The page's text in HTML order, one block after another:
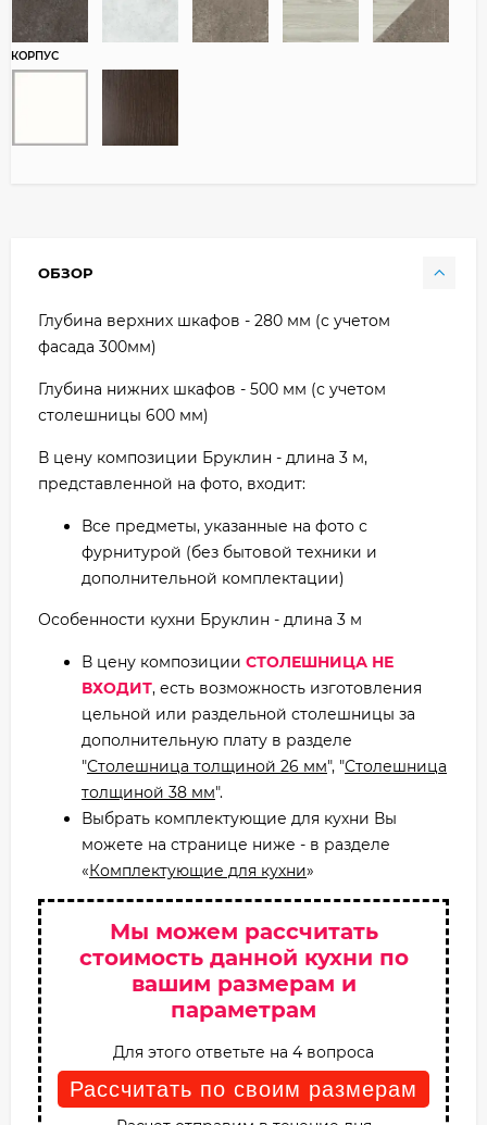
КОРПУС
ОБЗОР
Глубина верхних шкафов - 280 мм (с учетом
фасада 300мм)
Глубина нижних шкафов - 500 мм (с учетом
столешницы 600 мм)
В цену композиции Бруклин - длина 3 м,
представленной на фото, входит:
Все предметы, указанные на фото с
фурнитурой (без бытовой техники и
дополнительной комплектации)
Особенности кухни Бруклин - длина 3 м
В цену композиции СТОЛЕШНИЦА НЕ
ВХОДИТ, есть возможность изготовления
цельной или раздельной столешницы за
дополнительную плату в разделе
"Столешница толщиной 26 мм", "Столешница
толщиной 38 мм".
Выбрать комплектующие для кухни Вы
можете на странице ниже - в разделе
«Комплектующие для кухни»
Мы можем рассчитать
стоимость данной кухни по
вашим размерам и
параметрам
Для этого ответьте на 4 вопроса
Рассчитать по своим размерам